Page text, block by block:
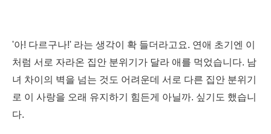
'아! 다르구나!' 라는 생각이 확 들더라고요. 연애 초기엔 이
처럼 서로 자라온 집안 분위기가 달라 애를 먹었습니다. 남
녀 차이의 벽을 넘는 것도 어려운데 서로 다른 집안 분위기
로 이 사랑을 오래 유지하기 힘든게 아닐까. 싶기도 했습니
다.